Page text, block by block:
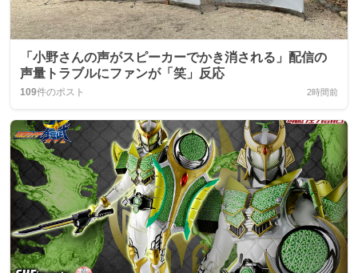
「小野さんの声がスピーカーでかき消される」配信の
声量トラブルにファンが「笑」反応
109件のポスト 2時間前